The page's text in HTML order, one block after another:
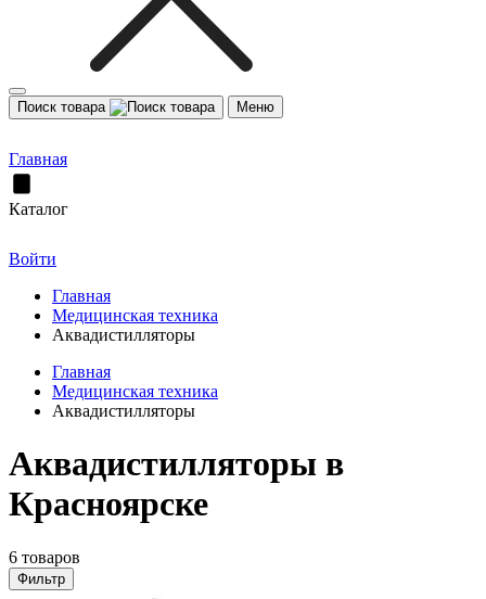
Поиск товара Меню
Главная
Каталог
Войти
Главная
Медицинская техника
Аквадистилляторы
Главная
Медицинская техника
Аквадистилляторы
Аквадистилляторы в
Красноярске
6 товаров
Фильтр